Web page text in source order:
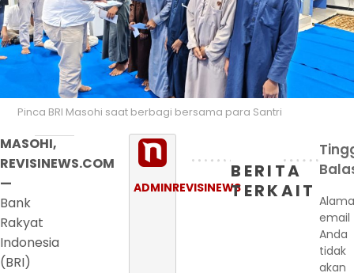
Pinca BRI Masohi saat berbagi bersama para Santri
MASOHI,
REVISINEWS.COM
—
Bank
Rakyat
Indonesia
(BRI)
ADMINREVISINEWS
BERITA
TERKAIT
email
Anda
tidak
akan